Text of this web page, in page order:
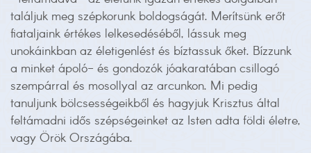
találjuk meg szépkorunk boldogságát. Merítsünk erőt
fiataljaink értékes lelkesedéséből, lássuk meg
unokáinkban az életigenlést és bíztassuk őket. Bízzunk
a minket ápoló- és gondozók jóakaratában csillogó
szempárral és mosollyal az arcunkon. Mi pedig
tanuljunk bölcsességeikből és hagyjuk Krisztus által
feltámadni idős szépségeinket az Isten adta földi életre,
vagy Örök Országába.